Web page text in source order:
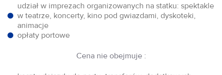
udział w imprezach organizowanych na statku: spektakle
w teatrze, koncerty, kino pod gwiazdami, dyskoteki,
animacje
opłaty portowe
Cena nie obejmuje :